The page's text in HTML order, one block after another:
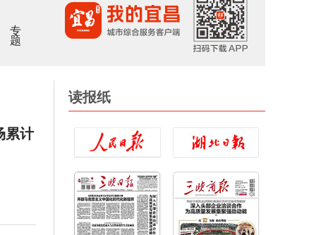
专题
累计
读报纸